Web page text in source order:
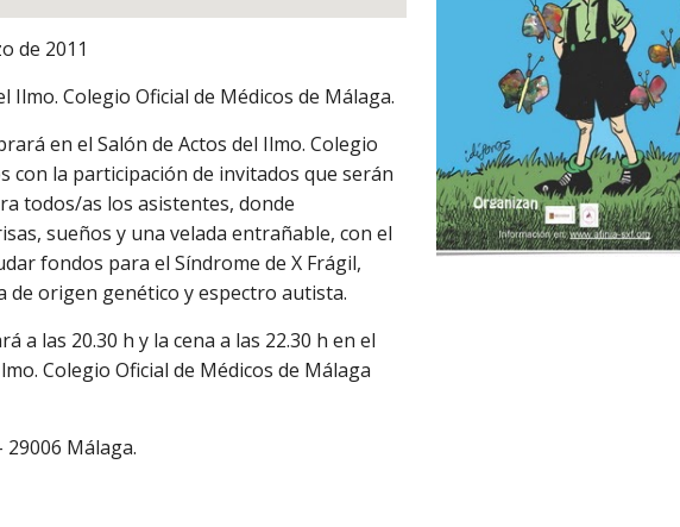
de 2011
Ilmo. Colegio Oficial de Médicos de Málaga.
en el Salón de Actos del Ilmo. Colegio
con la participación de invitados que serán
todos/as los asistentes, donde
sueños y una velada entrañable, con el
fondos para el Síndrome de X Frágil,
de origen genético y espectro autista.
a las 20.30 h y la cena a las 22.30 h en el
Colegio Oficial de Médicos de Málaga
Málaga.